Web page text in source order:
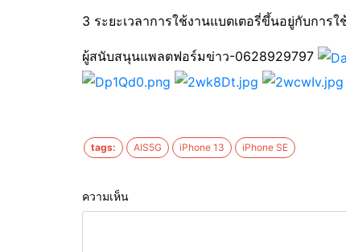
3 ระยะเวลาการใช้งานแบตเตอรี่ขึ้นอยู่กับการ
ผู้สนับสนุนแพลตฟอร์มข่าว-0628929797
tags: AIS5G iPhone 13 iPhone SE
ความเห็น